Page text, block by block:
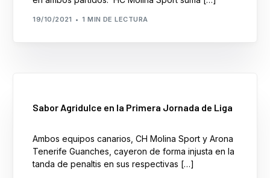
19/10/2021 1 MIN DE LECTURA
Sabor Agridulce en la Primera Jornada de Liga
Ambos equipos canarios, CH Molina Sport y Arona
Tenerife Guanches, cayeron de forma injusta en la
tanda de penaltis en sus respectivas […]